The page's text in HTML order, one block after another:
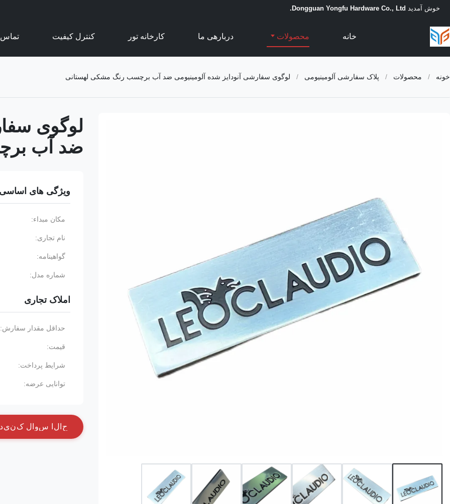
خوش آمدید Dongguan Yongfu Hardware Co., Ltd.
خانه محصولات دربارهی ما کارخانه تور کنترل کیفیت تماس
خونه / محصولات / پلاک سفارشی آلومینیومی / لوگوی سفارشی آنودایز شده آلومینیومی ضد آب برچسب رنگ مشکی لهستانی
لوگوی
ضد آب
ویژگی های اساسی
مکان مبداء:
نام تجاری:
گواهینامه:
شماره مدل:
املاک تجاری
حداقل مقدار سفارش:
قیمت:
شرایط پرداخت:
توانایی عرضه:
ح ل سو ل کنيد